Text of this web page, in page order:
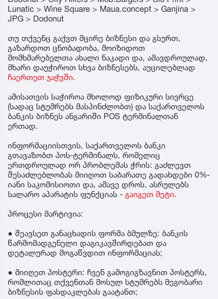
Lunatic > Wine Square > Maua.concept > Ganjina >
JPG > Dodonut
თუ თქვენც გაქვთ მცირე ბიზნესი და გსურთ,
გაზარდოთ ცნობადობა, მოიზიდოთ
მომხმარებელთა ახალი ნაკადი და, ამავდროულად,
მხარი დაუჭიროთ სხვა ბიზნესებს, აუცილებლად
ჩაერთეთ ჯაჭვში.
ამისათვის საჭიროა მხოლოდ ფიზიკური სივრცე
(სადაც სტუმრებს მასპინძლობთ) და საქართველოს
ბანკის ბიზნეს ანგარიში POS ტერმინალთან
ერთად.
ინფორმაციისთვის, საქართველოს ბანკი
გთავაზობთ პოს-ტერმინალს, რომელიც
ერთდროულად ორ პრობლემას ჭრის: გაძლევთ
შესაძლებლობას მიიღოთ საბარათე გადახდები 0%-
იანი საკომისიოთი და, ამავე დროს, ასრულებს
სალარო აპარატის ფუნქციას - გაიგეთ მეტი.
პროცესი მარტივია:
● შეავსეთ განაცხადის ფორმა ბმულზე: ბანკის
წარმომადგენელი დაგიკავშირდებათ და
დეტალურად მოგაწვდით ინფორმაციას;
● მიიღეთ პოსტერი: ჩვენ გამოგიგზავნით პოსტერს,
რომლითაც თქვენთან მოსულ სტუმრებს მეგობარი
ბიზნესის ფასდაკლებას გაატანთ;